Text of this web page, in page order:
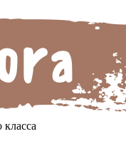
класса